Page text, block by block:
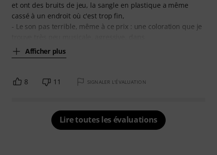
et ont des bruits de jeu, la sangle en plastique a même
cassé à un endroit où c'est trop fin,
- Le son pas terrible, même à ce prix : une coloration que je
Afficher plus
8 11 SIGNALER L'ÉVALUATION
Lire toutes les évaluations